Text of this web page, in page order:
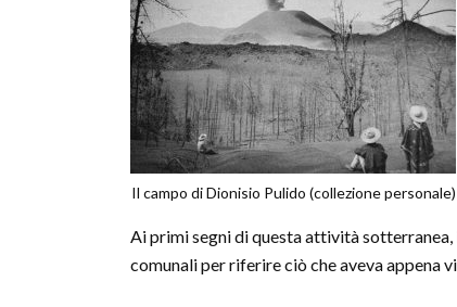
Il campo di Dionisio Pulido (collezione personale)
Ai primi segni di questa attività
comunali per riferire ciò che aveva appena